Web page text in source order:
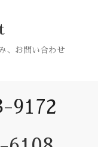
、お問い合わせ
9172